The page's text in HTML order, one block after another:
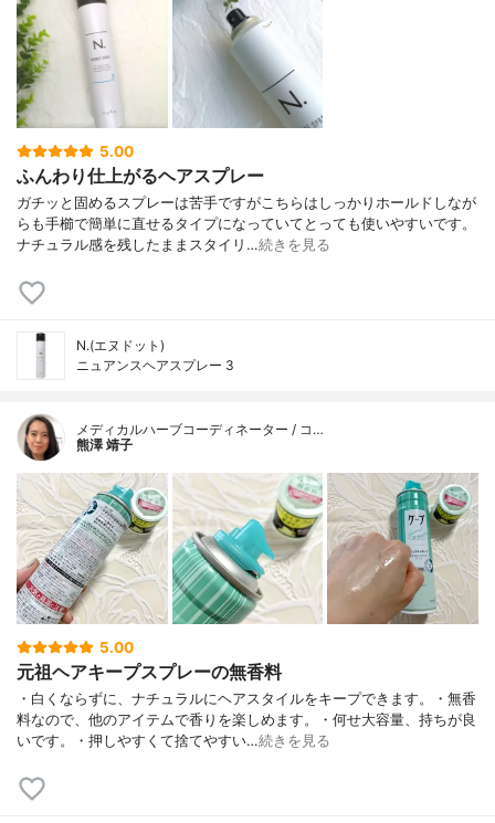
5.00
ふんわり仕上がるヘアスプレー
ガチッと固めるスプレーは苦手ですがこちらはしっかりホールドしなが
らも手櫛で簡単に直せるタイプになっていてとっても使いやすいです。
ナチュラル感を残したままスタイリ…続きを見る
N.(エヌドット)
ニュアンスヘアスプレー 3
メディカルハーブコーディネーター / コ…
熊澤 靖子
5.00
元祖ヘアキープスプレーの無香料
・白くならずに、ナチュラルにヘアスタイルをキープできます。・無香
料なので、他のアイテムで香りを楽しめます。・何せ大容量、持ちが良
いです。・押しやすくて捨てやすい…続きを見る